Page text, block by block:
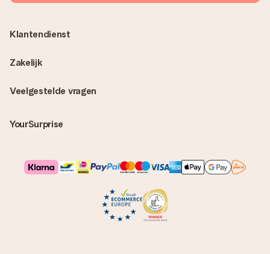
Veelgestelde vragen
YourSurprise
Klantendienst
Zakelijk